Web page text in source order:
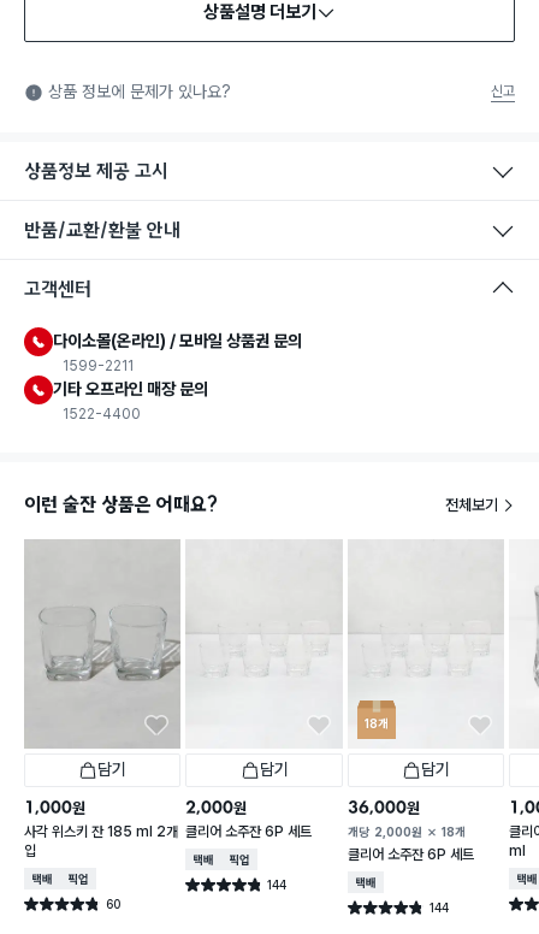
식품용 기구: 식품위생법에서 정한 규격에 따라 제조되어 식품 또
는 식품첨가물에 사용할 수 있는 식품용기구라는 표시입니다.
상품설명 더보기
상품 정보에 문제가 있나요? 신고
상품정보 제공 고시
반품/교환/환불 안내
고객센터
다이소몰(온라인) / 모바일 상품권 문의
1599-2211
기타 오프라인 매장 문의
1522-4400
이런 술잔 상품은 어때요? 전체보기
담기
1,000원
사각 위스키 잔 185 ml 2개
입
택배배송매장픽업
별점 4.8점 60
건 작성
담기
2,000원
클리어 소주잔 6P 세트
택배배송매장픽업
별점 4.8점 144
건 작성
18개
담기
36,000원
개당 2,000원 18개
클리어 소주잔 6P 세트
택배배송
별점 4.8점 144
건 작성
클리
ml
택배
별점